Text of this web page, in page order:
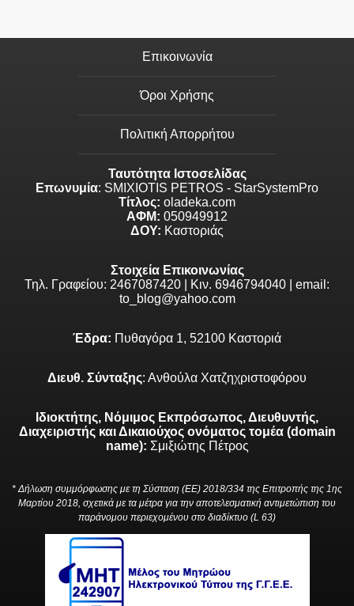
Επικοινωνία
Όροι Χρήσης
Πολιτική Απορρήτου
Ταυτότητα Ιστοσελίδας
Επωνυμία: SMIXIOTIS PETROS - StarSystemPro
Τίτλος: oladeka.com
ΑΦΜ: 050949912
ΔΟΥ: Καστοριάς
Στοιχεία Επικοινωνίας
Τηλ. Γραφείου: 2467087420 | Κιν. 6946794040 | email:
to_blog@yahoo.com
Έδρα: Πυθαγόρα 1, 52100 Καστοριά
Διευθ. Σύνταξης: Ανθούλα Χατζηχριστοφόρου
Ιδιοκτήτης, Νόμιμος Εκπρόσωπος, Διευθυντής,
Διαχειριστής και Δικαιούχος ονόματος τομέα (domain
name): Σμιξιώτης Πέτρος
* Δήλωση συμμόρφωσης με τη Σύσταση (ΕΕ) 2018/334 της Επιτροπής της 1ης
Μαρτίου 2018, σχετικά με τα μέτρα για την αποτελεσματική αντιμετώπιση του
παράνομου περιεχομένου στο διαδίκτυο (L 63)